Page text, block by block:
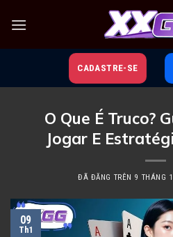
đến
CADASTRE-SE
O Que É Truco?
Jogar E
ĐÃ ĐĂNG TRÊN 9 THÁNG
09
Th1